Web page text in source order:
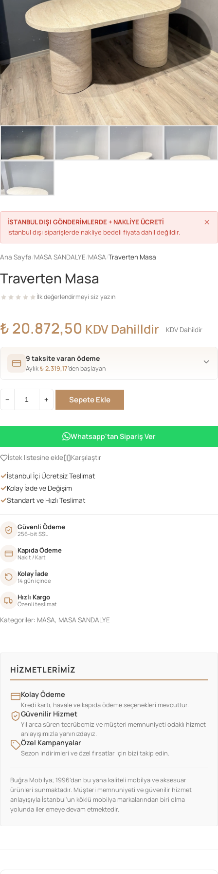
Parolanızı mı unuttunuz?
Hesap Oluştur
İSTANBUL DIŞI GÖNDERİMLERDE + NAKLİYE ÜCRETİ
İstanbul dışı siparişlerde nakliye bedeli fiyata dahil değildir.
×
Ana Sayfa MASA SANDALYE MASA Traverten Masa
Traverten Masa
İlk değerlendirmeyi siz yazın
₺20.872,50 KDV Dahilldir KDV Dahildir
9 taksite varan ödeme
Aylık₺2.319,17’den başlayan
−
Traverten
adet
+ Sepete Ekle
Whatsapp'tan Sipariş Ver
İstek listesine ekle Karşılaştır
✓İstanbul İçi Ücretsiz Teslimat
✓Kolay İade ve Değişim
✓Standart ve Hızlı Teslimat
Güvenli Ödeme
256-bit SSL
Kapıda Ödeme
Nakit / Kart
Kolay İade
14 gün içinde
Hızlı Kargo
Özenli teslimat
Kategoriler: MASA, MASA SANDALYE
HIZMETLERIMIZ
Kolay Ödeme
Kredi kartı, havale ve kapıda ödeme seçenekleri mevcuttur.
Güvenilir Hizmet
Yıllarca süren tecrübemiz ve müşteri memnuniyeti odaklı hizmet
anlayışımızla yanınızdayız.
Özel Kampanyalar
Sezon indirimleri ve özel fırsatlar için bizi takip edin.
Buğra Mobilya; 1996'dan bu yana kaliteli mobilya ve aksesuar
ürünleri sunmaktadır. Müşteri memnuniyeti ve güvenilir hizmet
anlayışıyla İstanbul'un köklü mobilya markalarından biri olma
yolunda ilerlemeye devam etmektedir.